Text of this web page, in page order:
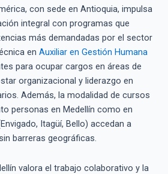
con sede en Antioquia, impulsa
integral con programas que
más demandadas por el sector
en Auxiliar en Gestión Humana
para ocupar cargos en áreas de
organizacional y liderazgo en
Además, la modalidad de cursos
personas en Medellín como en
Itagüí, Bello) accedan a
barreras geográficas.
valora el trabajo colaborativo y la